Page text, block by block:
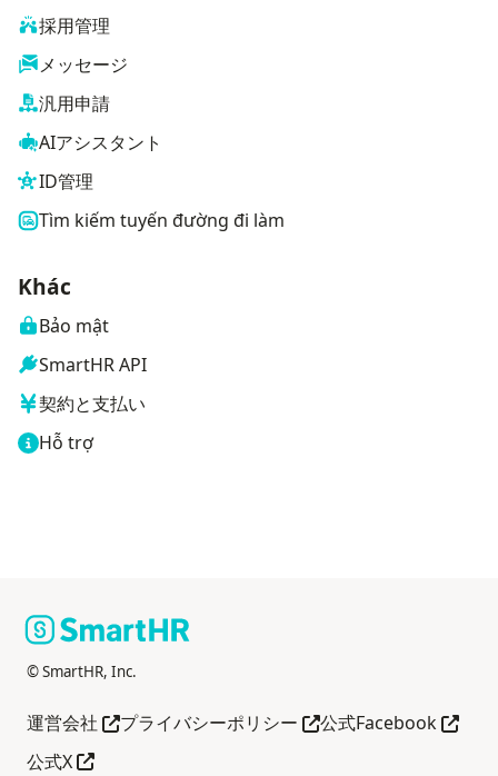
採用管理
メッセージ
汎用申請
AIアシスタント
ID管理
Tìm kiếm tuyến đường đi làm
Khác
Bảo mật
SmartHR API
契約と支払い
Hỗ trợ
© SmartHR, Inc.
運営会社 Mở trong tab mới
プライバシーポリシー Mở trong tab mới
公式FacebookMở
公式XMở trong tab mới